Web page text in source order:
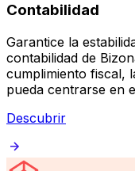
Contabilidad
Garantice la
contabilidad de
cumplimiento fiscal,
pueda centrarse en
Descubrir